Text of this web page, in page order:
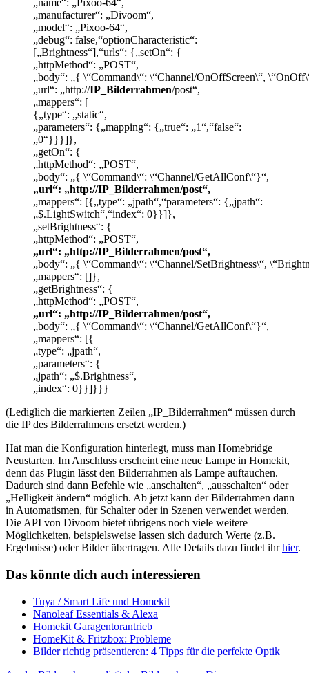
„name“: „Pixoo-64“,
„manufacturer“: „Divoom“,
„model“: „Pixoo-64“,
„debug“: false,“optionCharacteristic“:
[„Brightness“],“urls“: {„setOn“: {
„httpMethod“: „POST“,
„body“: „{ \“Command\“: \“Channel/OnOffScreen\“,
„url“: „http://IP_Bilderrahmen/post“,
„mappers“: [
{„type“: „static“,
„parameters“: {„mapping“: {„true“: „1“,“false“:
„0“}}}]},
„getOn“: {
„httpMethod“: „POST“,
„body“: „{ \“Command\“: \“Channel/GetAllConf\“}“,
„url“: „http://IP_Bilderrahmen/post“,
„mappers“: [{„type“: „jpath“,“parameters“: {„jpath“:
„$.LightSwitch“,“index“: 0}}]},
„setBrightness“: {
„httpMethod“: „POST“,
„url“: „http://IP_Bilderrahmen/post“,
„body“: „{ \“Command\“: \“Channel/SetBrightness\“,
„mappers“: []},
„getBrightness“: {
„httpMethod“: „POST“,
„url“: „http://IP_Bilderrahmen/post“,
„body“: „{ \“Command\“: \“Channel/GetAllConf\“}“,
„mappers“: [{
„type“: „jpath“,
„parameters“: {
„jpath“: „$.Brightness“,
„index“: 0}}]}}}
(Lediglich die markierten Zeilen „IP_Bilderrahmen“ müssen durch
die IP des Bilderrahmens ersetzt werden.)
Hat man die Konfiguration hinterlegt, muss man Homebridge
Neustarten. Im Anschluss erscheint eine neue Lampe in Homekit,
denn das Plugin lässt den Bilderrahmen als Lampe auftauchen.
Dadurch sind dann Befehle wie „anschalten“, „ausschalten“ oder
„Helligkeit ändern“ möglich. Ab jetzt kann der Bilderrahmen dann
in Automatismen, für Schalter oder in Szenen verwendet werden.
Die API von Divoom bietet übrigens noch viele weitere
Möglichkeiten, beispielsweise lassen sich dadurch Werte (z.B.
Ergebnisse) oder Bilder übertragen. Alle Details dazu findet ihrhier.
Das könnte dich auch interessieren
Tuya / Smart Life und Homekit
Nanoleaf Essentials & Alexa
Homekit Garagentorantrieb
HomeKit & Fritzbox: Probleme
Bilder richtig präsentieren: 4 Tipps für die perfekte Optik